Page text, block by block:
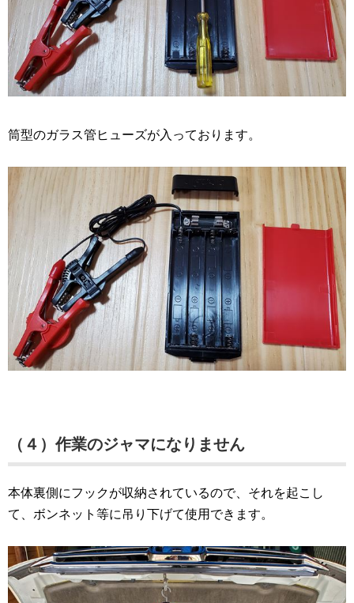
筒型のガラス管ヒューズが入っております。
（４）作業のジャマになりません
本体裏側にフックが収納されているので、それを起こし
て、ボンネット等に吊り下げて使用できます。